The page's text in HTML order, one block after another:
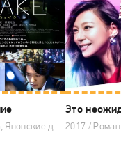
2020 / Драма, Японские дорамы